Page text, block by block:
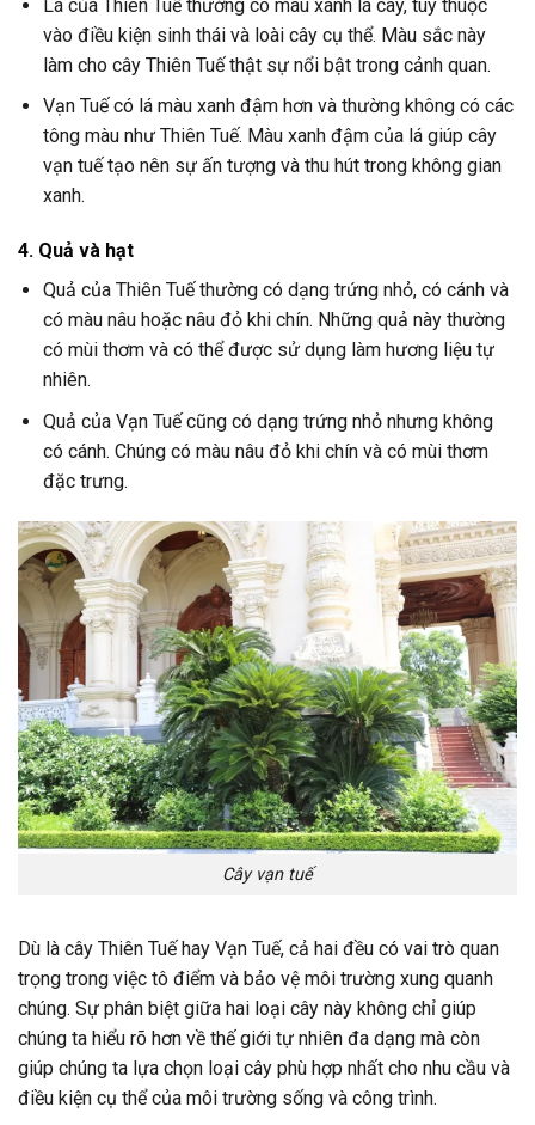
Lá của Thiên Tuế thường có màu xanh lá cây, tùy thuộc
vào điều kiện sinh thái và loài cây cụ thể. Màu sắc này
làm cho cây Thiên Tuế thật sự nổi bật trong cảnh quan.
Vạn Tuế có lá màu xanh đậm hơn và thường không có các
tông màu như Thiên Tuế. Màu xanh đậm của lá giúp cây
vạn tuế tạo nên sự ấn tượng và thu hút trong không gian
xanh.
4. Quả và hạt
Quả của Thiên Tuế thường có dạng trứng nhỏ, có cánh và
có màu nâu hoặc nâu đỏ khi chín. Những quả này thường
có mùi thơm và có thể được sử dụng làm hương liệu tự
nhiên.
Quả của Vạn Tuế cũng có dạng trứng nhỏ nhưng không
có cánh. Chúng có màu nâu đỏ khi chín và có mùi thơm
đặc trưng.
Cây vạn tuế
Dù là cây Thiên Tuế hay Vạn Tuế, cả hai đều có vai trò quan
trọng trong việc tô điểm và bảo vệ môi trường xung quanh
chúng. Sự phân biệt giữa hai loại cây này không chỉ giúp
chúng ta hiểu rõ hơn về thế giới tự nhiên đa dạng mà còn
giúp chúng ta lựa chọn loại cây phù hợp nhất cho nhu cầu và
điều kiện cụ thể của môi trường sống và công trình.